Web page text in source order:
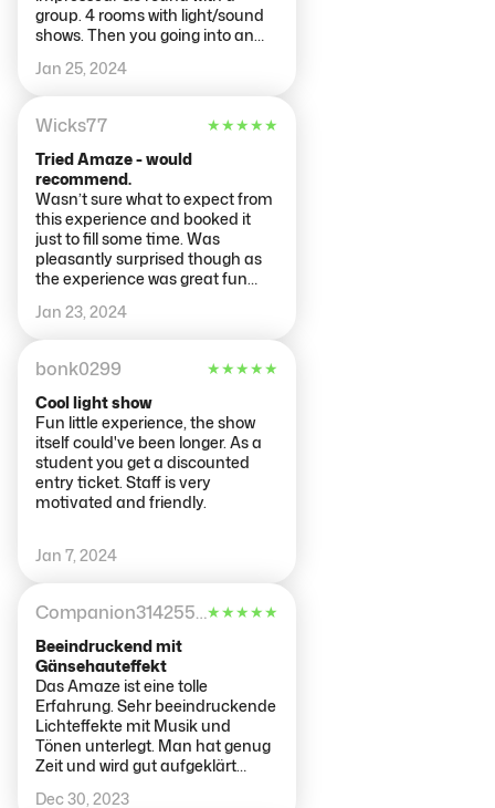
group. 4 rooms with light/sound
shows. Then you going into an
take your time in a final light
show room with bean bags to sit
on. Staff were all very friendly!
Jan 25, 2024
Wicks77 ★★★★★
Tried Amaze - would
recommend.
Wasn’t sure what to expect from
this experience and booked it
just to fill some time. Was
pleasantly surprised though as
the experience was great fun
Staff were great and the
experience was unique and fun.
Jan 23, 2024
bonk0299 ★★★★★
Cool light show
Fun little experience, the show
itself could've been longer. As a
student you get a discounted
entry ticket. Staff is very
motivated and friendly.
Jan 7, 2024
Companion31425561847★★★★★
Beeindruckend mit
Gänsehauteffekt
Das Amaze ist eine tolle
Erfahrung. Sehr beeindruckende
Lichteffekte mit Musik und
Tönen unterlegt. Man hat genug
Zeit und wird gut aufgeklärt
Dec 30, 2023